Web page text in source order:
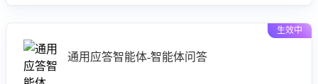
生效中
通用应答智能体-智能体问答